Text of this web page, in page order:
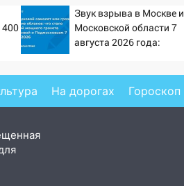
Звук взрыва в Москве и
Московской области 7
августа 2026 года:
хлопок
На дорогах Гороскоп